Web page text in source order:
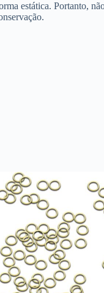
estática. Portanto,